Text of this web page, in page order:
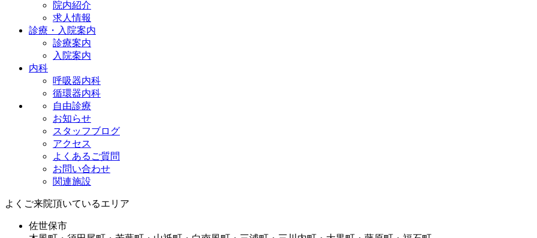
院内紹介
求人情報
診療・入院案内
診療案内
入院案内
内科
呼吸器内科
循環器内科
自由診療
お知らせ
スタッフブログ
アクセス
よくあるご質問
お問い合わせ
関連施設
よくご来院頂いているエリア
佐世保市